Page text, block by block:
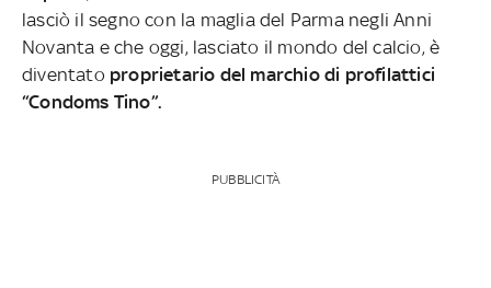
lasciò il segno con la maglia del Parma negli Anni
Novanta e che oggi, lasciato il mondo del calcio, è
diventato proprietario del marchio di profilattici
“Condoms Tino”.
PUBBLICITÀ